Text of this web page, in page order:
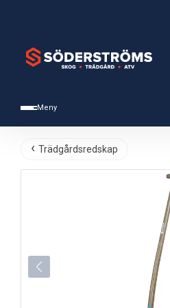
Meny
Trädgårdsredskap